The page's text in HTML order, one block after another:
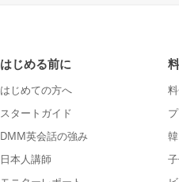
はじめる前に
はじめての方へ
スタートガイド
DMM英会話の強み
日本人講師